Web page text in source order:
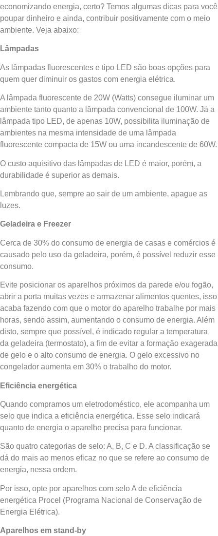
economizando energia, certo? Temos algumas dicas para você
poupar dinheiro e ainda, contribuir positivamente com o meio
ambiente. Veja abaixo:
Lâmpadas
As lâmpadas fluorescentes e tipo LED são boas opções para
quem quer diminuir os gastos com energia elétrica.
A lâmpada fluorescente de 20W (Watts) consegue iluminar um
ambiente tanto quanto a lâmpada convencional de 100W. Já a
lâmpada tipo LED, de apenas 10W, possibilita iluminação de
ambientes na mesma intensidade de uma lâmpada
fluorescente compacta de 15W ou uma incandescente de 60W.
O custo aquisitivo das lâmpadas de LED é maior, porém, a
durabilidade é superior as demais.
Lembrando que, sempre ao sair de um ambiente, apague as
luzes.
Geladeira e Freezer
Cerca de 30% do consumo de energia de casas e comércios é
causado pelo uso da geladeira, porém, é possível reduzir esse
consumo.
Evite posicionar os aparelhos próximos da parede e/ou fogão,
abrir a porta muitas vezes e armazenar alimentos quentes, isso
acaba fazendo com que o motor do aparelho trabalhe por mais
horas, sendo assim, aumentando o consumo de energia. Além
disto, sempre que possível, é indicado regular a temperatura
da geladeira (termostato), a fim de evitar a formação exagerada
de gelo e o alto consumo de energia. O gelo excessivo no
congelador aumenta em 30% o trabalho do motor.
Eficiência energética
Quando compramos um eletrodoméstico, ele acompanha um
selo que indica a eficiência energética. Esse selo indicará
quanto de energia o aparelho precisa para funcionar.
São quatro categorias de selo: A, B, C e D. A classificação se
dá do mais ao menos eficaz no que se refere ao consumo de
energia, nessa ordem.
Por isso, opte por aparelhos com selo A de eficiência
energética Procel (Programa Nacional de Conservação de
Energia Elétrica).
Aparelhos em stand-by